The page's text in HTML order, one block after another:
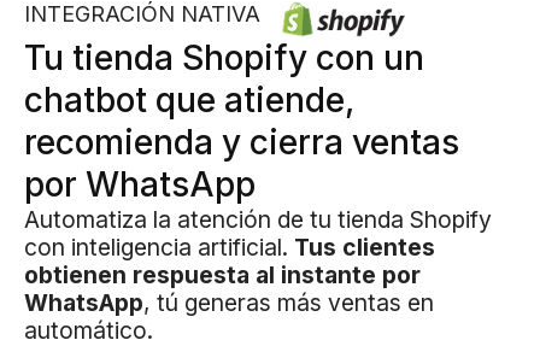
INTEGRACIÓN NATIVA
Tu tienda Shopify con un
chatbot que atiende,
recomienda y cierra ventas
por WhatsApp
Automatiza la atención de tu tienda Shopify
con inteligencia artificial. Tus clientes
obtienen respuesta al instante por
WhatsApp, tú generas más ventas en
automático.